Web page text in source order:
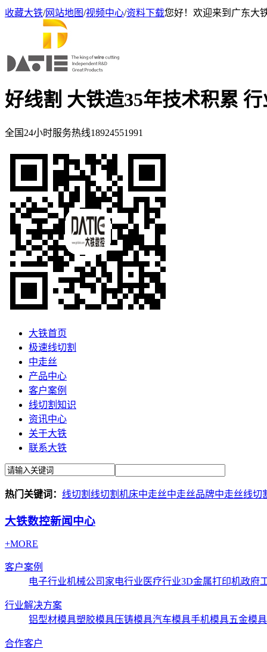
收藏大铁/网站地图/视频中心/资料下载您好！欢迎来到广东大
好线割 大铁造35年技术积累
全国24小时服务热线18924551991
大铁首页
极速线切割
中走丝
产品中心
客户案例
线切割知识
资讯中心
关于大铁
联系大铁
热门关键词： 线切割 线切割机床中走丝中走丝品牌中走丝线切
大铁数控新闻中心
+MORE
客户案例
电子行业机械公司 家电行业 医疗行业3D金属打印机政府
行业解决方案
铝型材模具塑胶模具压铸模具汽车模具手机模具五金模具
合作客户